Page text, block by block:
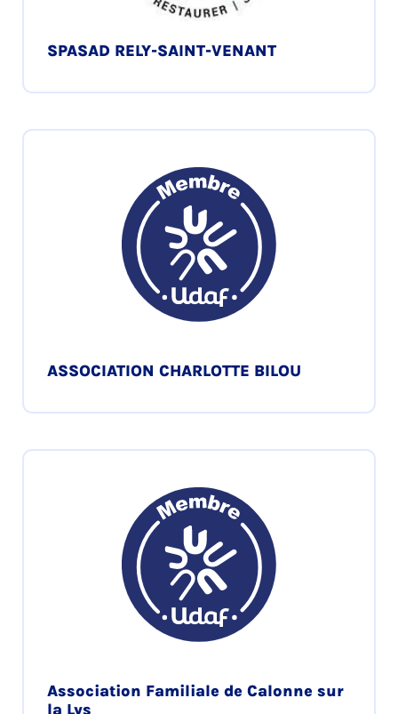
SPASAD RELY-SAINT-VENANT
ASSOCIATION CHARLOTTE BILOU
Association Familiale de Calonne sur
la Lys